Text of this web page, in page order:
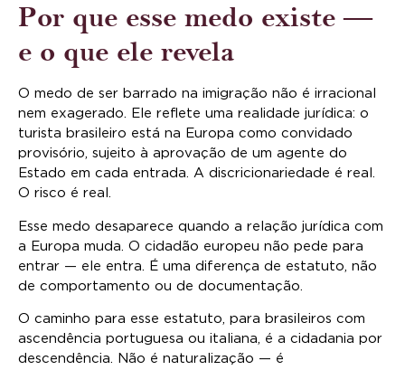
Por que esse medo existe —
e o que ele revela
O medo de ser barrado na imigração não é irracional
nem exagerado. Ele reflete uma realidade jurídica: o
turista brasileiro está na Europa como convidado
provisório, sujeito à aprovação de um agente do
Estado em cada entrada. A discricionariedade é real.
O risco é real.
Esse medo desaparece quando a relação jurídica com
a Europa muda. O cidadão europeu não pede para
entrar — ele entra. É uma diferença de estatuto, não
de comportamento ou de documentação.
O caminho para esse estatuto, para brasileiros com
ascendência portuguesa ou italiana, é a cidadania por
descendência. Não é naturalização — é